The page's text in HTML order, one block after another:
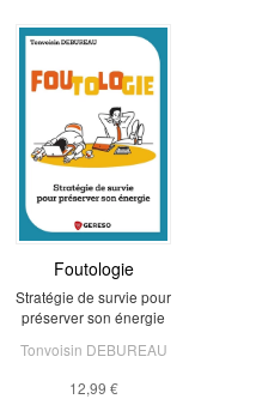
Foutologie
Stratégie de survie pour
préserver son énergie
Tonvoisin DEBUREAU
12,99 €